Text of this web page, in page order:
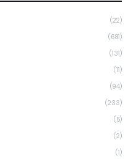
(22)
(681)
(131)
(11)
(94)
(233)
(5)
(2)
(1)